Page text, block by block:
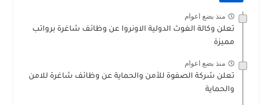
منذ بضع اعوام
تعلن وكالة الغوث الدولية الاونروا عن وظائف شاغرة برواتب
مميزة
منذ بضع اعوام
تعلن شركة الصفوة للأمن والحماية عن وظائف شاغرة للامن
والحماية